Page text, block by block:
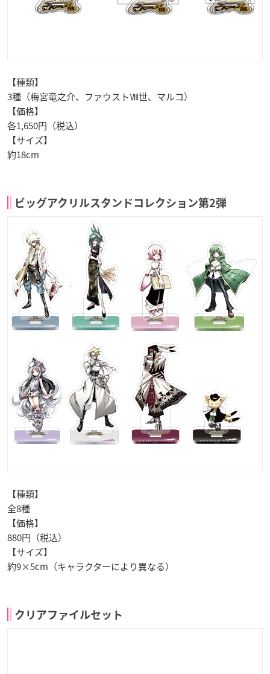
【種類】
3種（梅宮竜之介、ファウストⅧ世、マルコ）
【価格】
各1,650円（税込）
【サイズ】
約18cm
ビッグアクリルスタンドコレクション第2弾
【種類】
全8種
【価格】
880円（税込）
【サイズ】
約9×5cm（キャラクターにより異なる）
クリアファイルセット